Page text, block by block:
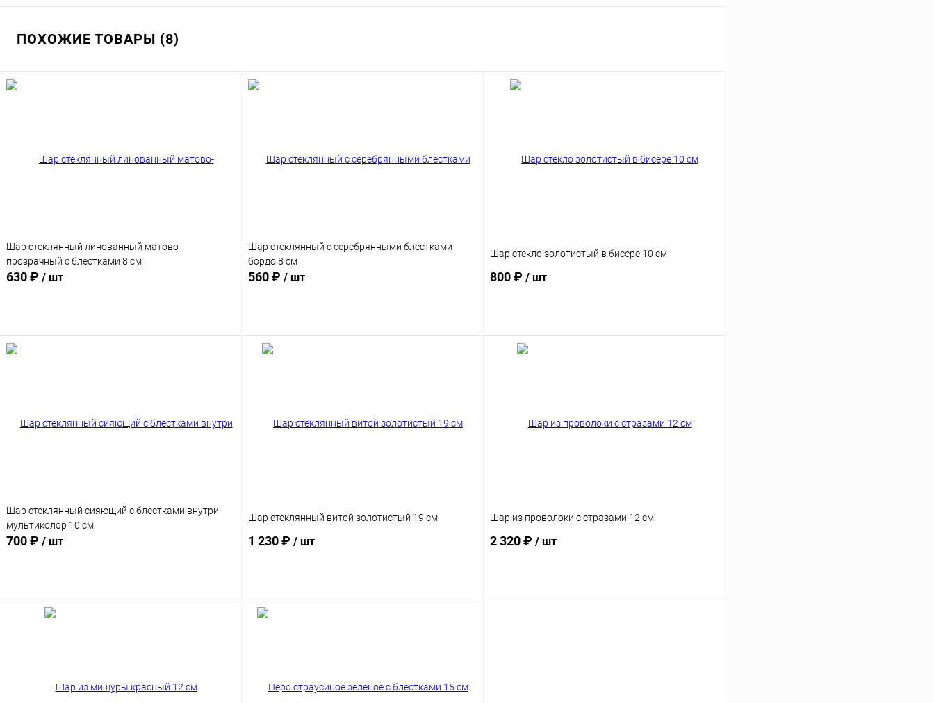
ПОХОЖИЕ ТОВАРЫ (8)
Шар стеклянный линованный матово-
прозрачный с блестками 8 см
630 ₽ / шт
Подписаться
Шар стеклянный с серебрянными блестками
бордо 8 см
560 ₽ / шт
Подписаться
Шар стекло золотистый в бисере 10 см
800 ₽ / шт
Подписаться
Шар стеклянный сияющий с блестками внутри
мультиколор 10 см
700 ₽ / шт
Подписаться
Шар стеклянный витой золотистый 19 см
1 230 ₽ / шт
Подписаться
Шар из проволоки с стразами 12 см
2 320 ₽ / шт